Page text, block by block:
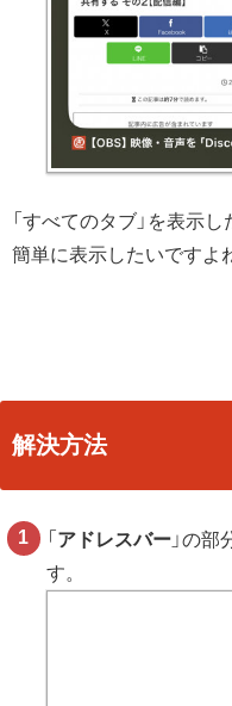
「すべてのタブ」を表示
簡単に表示したいですよ
解決方法
「 アドレスバー 」の部
す。